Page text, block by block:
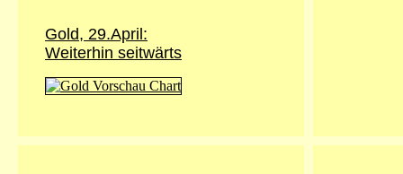
Gold, 29.April:
Weiterhin seitwärts